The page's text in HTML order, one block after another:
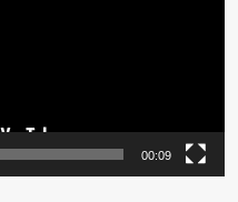
00:09